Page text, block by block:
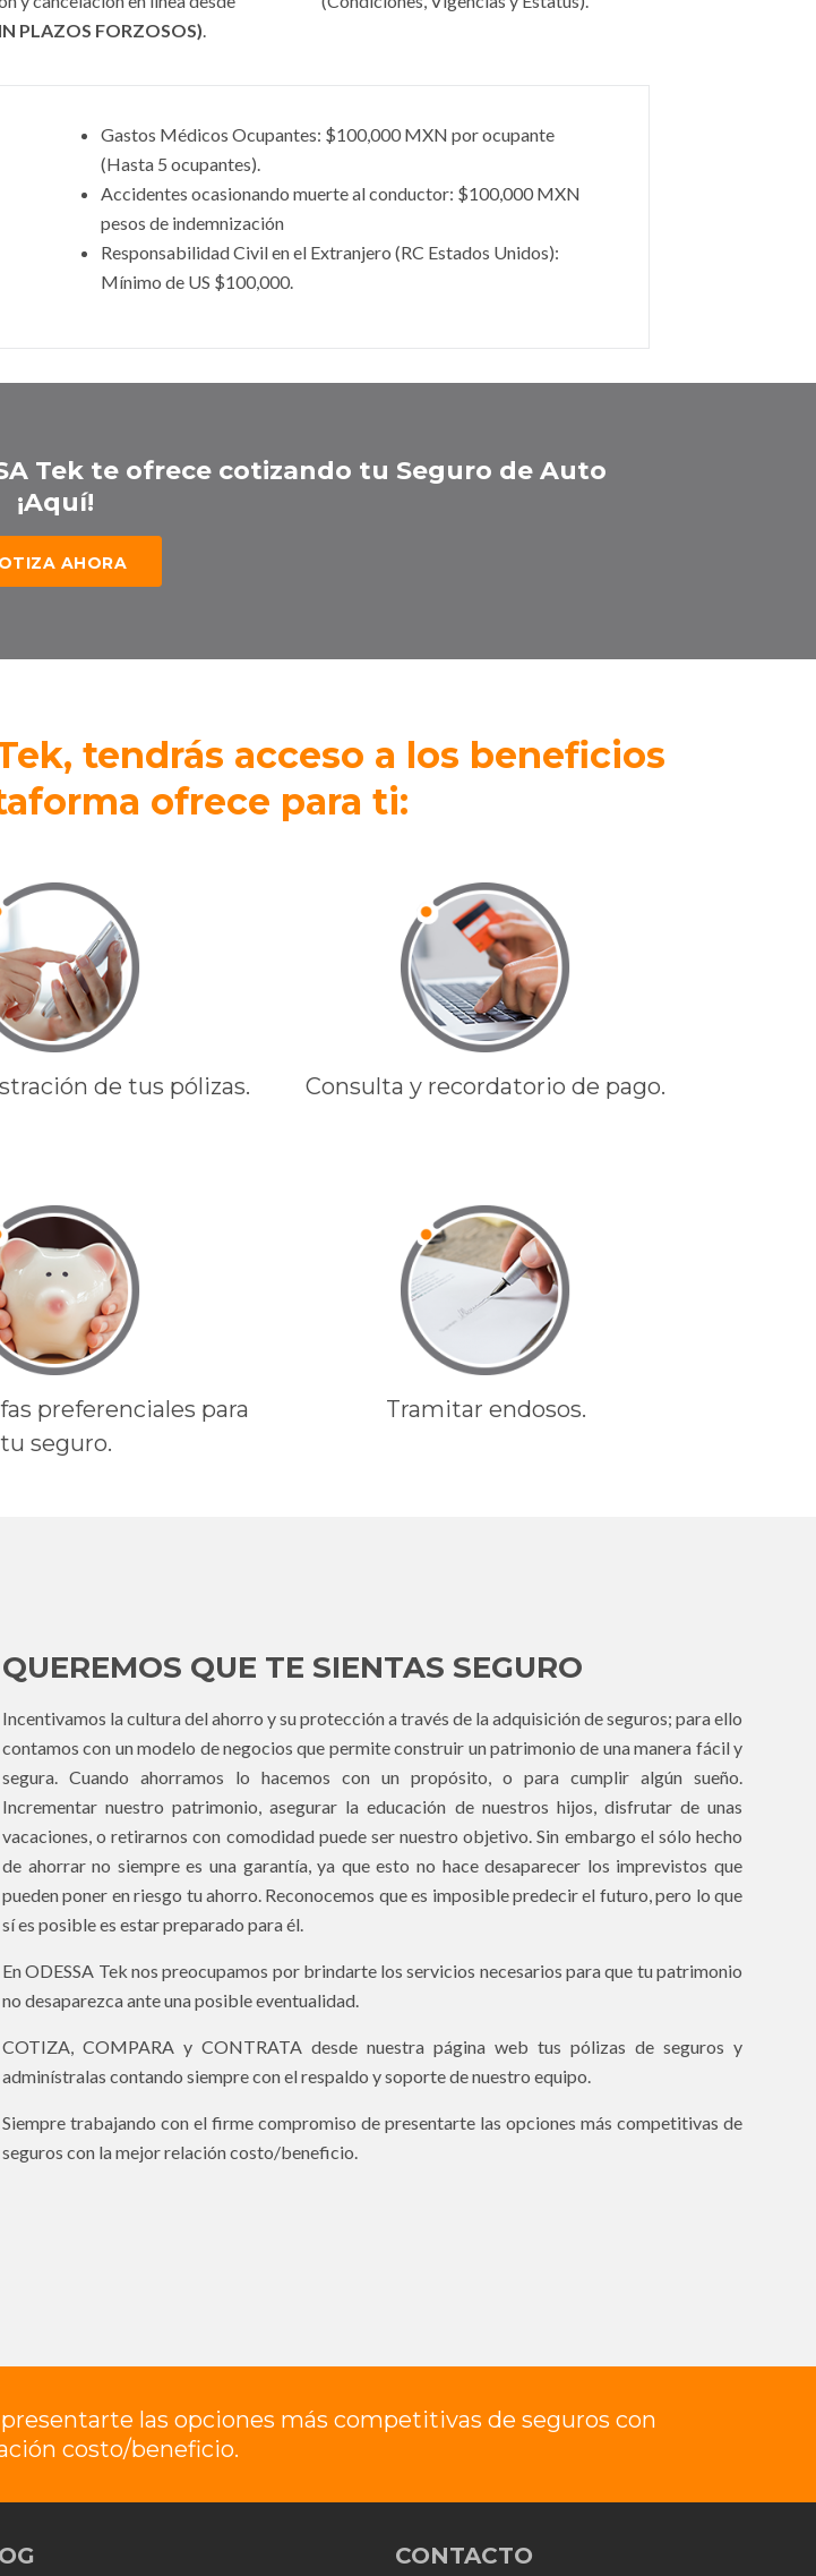
PLAZOS FORZOSOS).
Gastos Médicos Ocupantes: $100,000 MXN por ocupante
(Hasta 5 ocupantes).
Accidentes ocasionando muerte al conductor: $100,000 MXN
pesos de indemnización
Responsabilidad Civil en el Extranjero (RC Estados Unidos):
Mínimo de US $100,000.
Tek te ofrece cotizando tu Seguro de Auto
¡Aquí!
AHORA
tendrás acceso a los beneficios
ofrece para ti:
de tus pólizas. Consulta y recordatorio de pago.
preferenciales para
tu seguro.
Tramitar endosos.
QUEREMOS QUE TE SIENTAS SEGURO
Incentivamos la cultura del ahorro y su protección a través de la adquisición de seguros; para ello
contamos con un modelo de negocios que permite construir un patrimonio de una manera fácil y
segura. Cuando ahorramos lo hacemos con un propósito, o para cumplir algún sueño.
Incrementar nuestro patrimonio, asegurar la educación de nuestros hijos, disfrutar de unas
vacaciones, o retirarnos con comodidad puede ser nuestro objetivo. Sin embargo el sólo hecho
de ahorrar no siempre es una garantía, ya que esto no hace desaparecer los imprevistos que
pueden poner en riesgo tu ahorro. Reconocemos que es imposible predecir el futuro, pero lo que
sí es posible es estar preparado para él.
EnODESSA Tek nos preocupamos por brindarte los servicios necesarios para que tu patrimonio
no desaparezca ante una posible eventualidad.
COTIZA, COMPARA y CONTRATA desde nuestra página web tus pólizas de seguros y
adminístralas contando siempre con el respaldo y soporte de nuestro equipo.
Siempre trabajando con el firme compromiso de presentarte las opciones más competitivas de
seguros con la mejor relación costo/beneficio.
las opciones más competitivas de seguros con
costo/beneficio.
CONTACTO